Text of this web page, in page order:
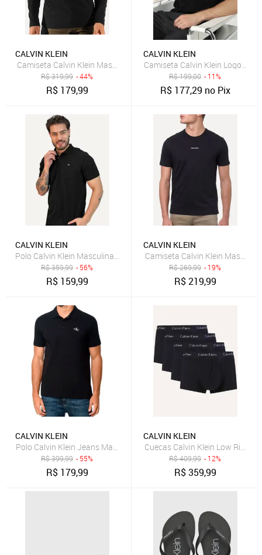
CALVIN KLEIN
Camiseta Calvin Klein Masculina Manga Longa Institutional Grey
R$319,99 - 44%
R$ 179,99
CALVIN KLEIN
Camiseta Calvin Klein Logo
R$199,00 - 11%
R$ 177,29 no Pix
CALVIN KLEIN
Polo Calvin Klein Masculina Piquet Regular CKJ Bordado Preta
R$359,99 - 56%
R$ 159,99
CALVIN KLEIN
Camiseta Calvin Klein
R$269,99 - 19%
R$219,99
CALVIN KLEIN
Polo Calvin Klein Jeans Masculina Piquet Regular Re Issue Preta
R$399,99 - 55%
R$ 179,99
CALVIN KLEIN
Cuecas Calvin Klein Low Rise
R$409,99 - 12%
R$359,99